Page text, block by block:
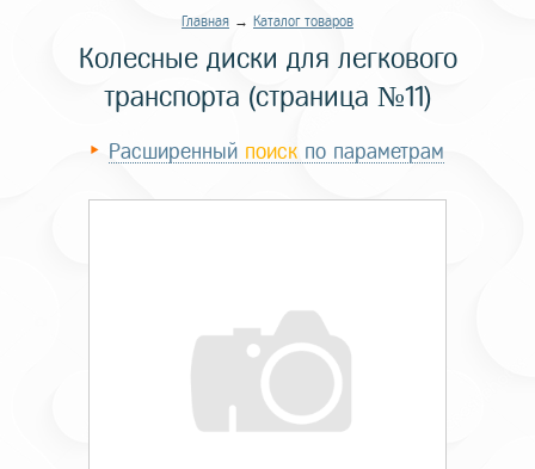
Главная → Каталог товаров
Колесные диски для легкового
транспорта (страница №11)
Расширенный поиск по параметрам